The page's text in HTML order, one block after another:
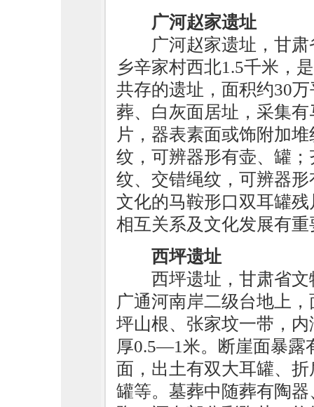
广河赵家遗址
广河赵家遗址，甘
乡辛家村西北1.5千米，
共存的遗址，面积约30
葬、白灰面居址，采集
片，器表素面或饰附加
纹，可辨器形有壶、罐
纹、交错绳纹，可辨器
文化的马鞍形口双耳罐
相互关系及文化发展有重
西坪遗址
西坪遗址，甘肃省
广通河南岸二级台地上
坪山根、张家坟一带，
厚0.5—1米。断崖面暴露
面，出土有双大耳罐、
罐等。墓葬中随葬有陶